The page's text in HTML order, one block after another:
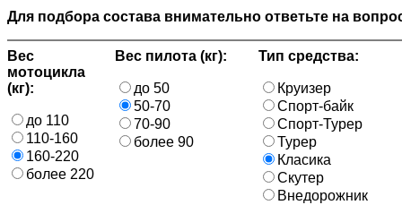
Для подбора состава внимательно ответьте на
Вес
мотоцикла
(кг):
до 110
110-160
160-220
более 220
Вес пилота (кг):
до 50
50-70
70-90
более 90
Тип средства:
Круизер
Спорт-байк
Спорт-Турер
Турер
Класика
Скутер
Внедорожник